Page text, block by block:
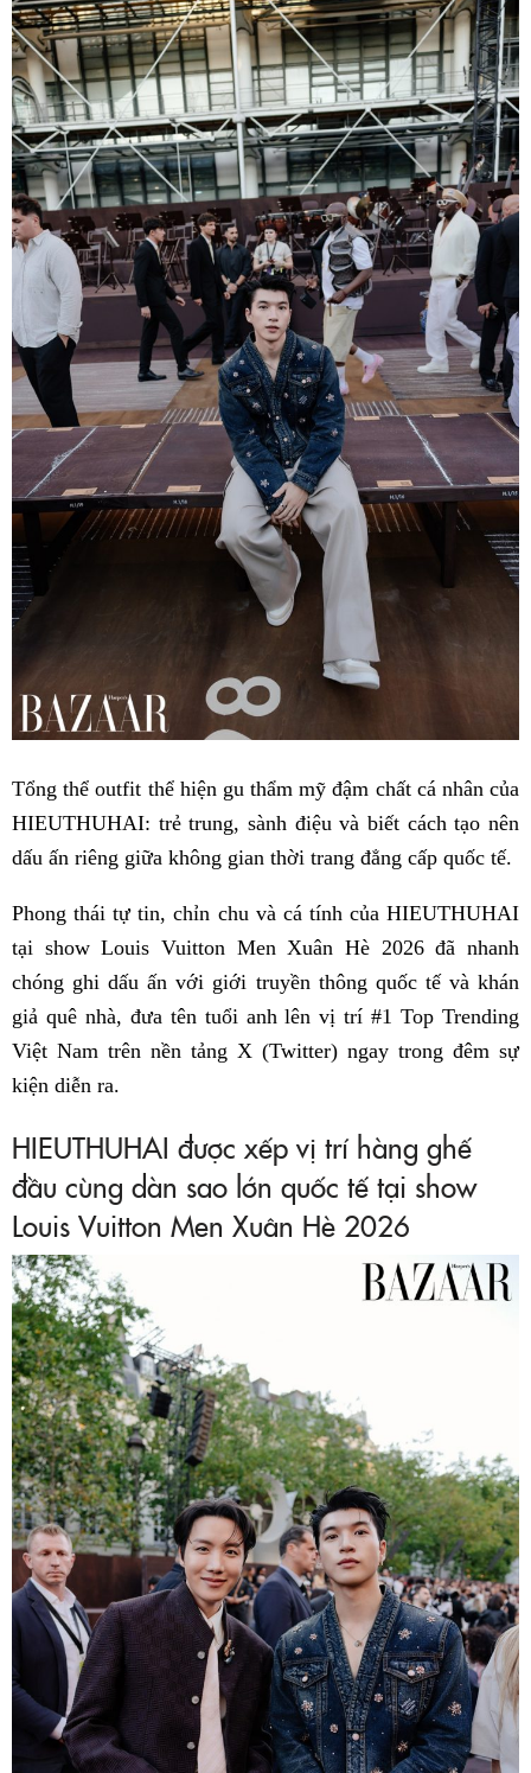
Tổng thể outfit thể hiện gu thẩm mỹ đậm chất cá nhân của
HIEUTHUHAI: trẻ trung, sành điệu và biết cách tạo nên
dấu ấn riêng giữa không gian thời trang đẳng cấp quốc tế.
Phong thái tự tin, chỉn chu và cá tính của HIEUTHUHAI
tại show Louis Vuitton Men Xuân Hè 2026 đã nhanh
chóng ghi dấu ấn với giới truyền thông quốc tế và khán
giả quê nhà, đưa tên tuổi anh lên vị trí #1 Top Trending
Việt Nam trên nền tảng X (Twitter) ngay trong đêm sự
kiện diễn ra.
HIEUTHUHAI được xếp vị trí hàng ghế
đầu cùng dàn sao lớn quốc tế tại show
Louis Vuitton Men Xuân Hè 2026